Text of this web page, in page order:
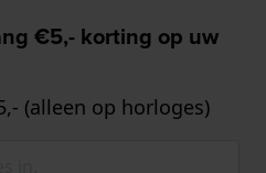
€5,- korting op uw
(alleen op horloges)